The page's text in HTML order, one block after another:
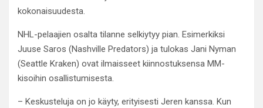
kokonaisuudesta.
NHL-pelaajien osalta tilanne selkiytyy pian. Esimerkiksi
Juuse Saros (Nashville Predators) ja tulokas Jani Nyman
(Seattle Kraken) ovat ilmaisseet kiinnostuksensa MM-
kisoihin osallistumisesta.
– Keskusteluja on jo käyty, erityisesti Jeren kanssa. Kun